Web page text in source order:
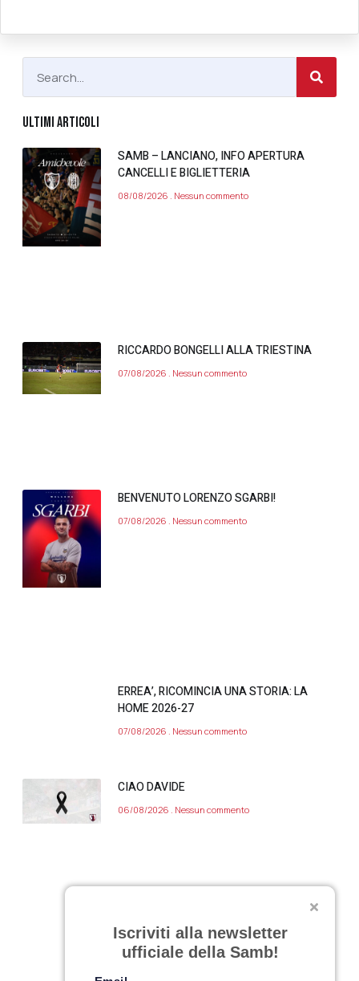
ULTIMI ARTICOLI
SAMB – LANCIANO, INFO APERTURA
CANCELLI E BIGLIETTERIA
08/08/2026 Nessun commento
RICCARDO BONGELLI ALLA TRIESTINA
07/08/2026 Nessun commento
BENVENUTO LORENZO SGARBI!
07/08/2026 Nessun commento
ERREA’, RICOMINCIA UNA STORIA: LA
HOME 2026-27
07/08/2026 Nessun commento
CIAO DAVIDE
06/08/2026 Nessun commento
VARIAZIONE APERTURA SAMB STORE 7
AGOSTO 2026
Iscriviti alla newsletter
ufficiale della Samb!